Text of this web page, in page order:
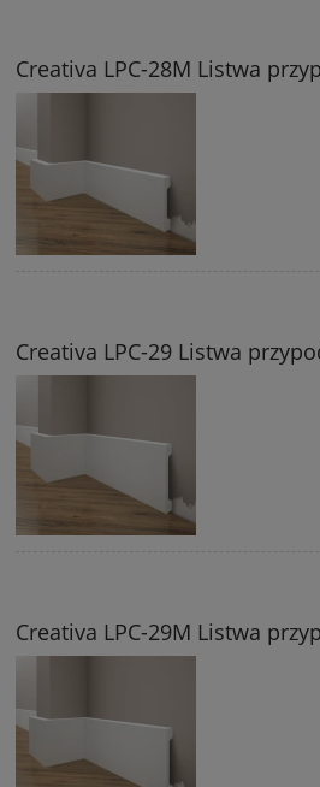
Creativa LPC-28M Listwa
Creativa LPC-29 Listwa
Creativa LPC-29M Listwa